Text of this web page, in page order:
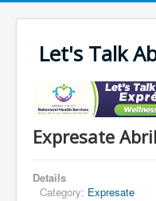
Let's Talk
Expresate
Details
Category: Expresate